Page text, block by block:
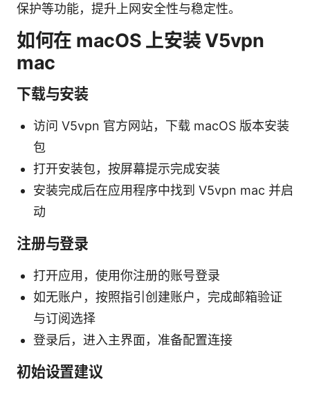
保护等功能，提升上网安全性与稳定性。
如何在 macOS 上安装 V5vpn
mac
下载与安装
访问 V5vpn 官方网站，下载 macOS 版本安装
包
打开安装包，按屏幕提示完成安装
安装完成后在应用程序中找到 V5vpn mac 并启
动
注册与登录
打开应用，使用你注册的账号登录
如无账户，按照指引创建账户，完成邮箱验证
与订阅选择
登录后，进入主界面，准备配置连接
初始设置建议